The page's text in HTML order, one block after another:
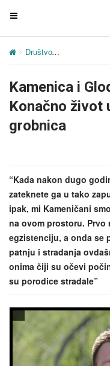
T
g
e
n
v
a
i
o
Društvo
Kamenica i
Konačno život
grobnica
“Kada nakon dugo
zateknete ga u tako
ipak, mi Kameničani
na ovom prostoru. Prvo
egzistenciju, a onda se
patnju i stradanja
onima čiji su očevi
su porodice stradale”